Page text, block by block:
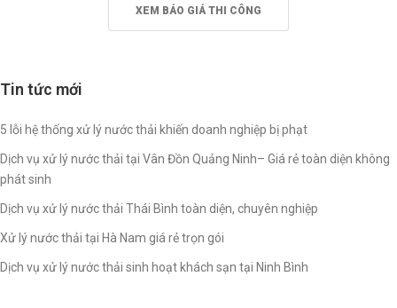
XEM BÁO GIÁ THI CÔNG
Tin tức mới
5 lỗi hệ thống xử lý nước thải khiến doanh nghiệp bị phạt
Dịch vụ xử lý nước thải tại Vân Đồn Quảng Ninh– Giá rẻ toàn diện không
phát sinh
Dịch vụ xử lý nước thải Thái Bình toàn diện, chuyên nghiệp
Xử lý nước thải tại Hà Nam giá rẻ trọn gói
Dịch vụ xử lý nước thải sinh hoạt khách sạn tại Ninh Bình